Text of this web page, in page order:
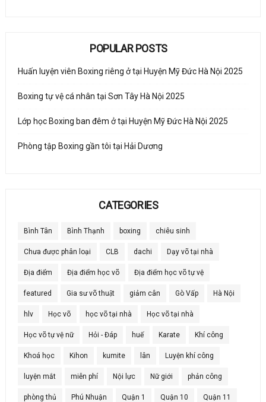
POPULAR POSTS
Huấn luyện viên Boxing riêng ở tại Huyện Mỹ Đức Hà Nội 2025
Boxing tự vệ cá nhân tại Sơn Tây Hà Nội 2025
Lớp học Boxing ban đêm ở tại Huyện Mỹ Đức Hà Nội 2025
Phòng tập Boxing gần tôi tại Hải Dương
CATEGORIES
Bình Tân Bình Thạnh boxing chiêu sinh
Chưa được phân loại CLB dachi Dạy võ tại nhà
Địa điểm Địa điểm học võ Địa điểm học võ tự vệ
featured Gia sư võ thuật giảm cân Gò Vấp Hà Nội
hlv Học võ học võ tại nhà Học võ tại nhà
Học võ tự vệ nữ Hỏi - Đáp huế Karate Khí công
Khoá học Kihon kumite lân Luyện khí công
luyện mắt miễn phí Nội lực Nữ giới phản công
phòng thủ Phú Nhuận Quận 1 Quận 10 Quận 11